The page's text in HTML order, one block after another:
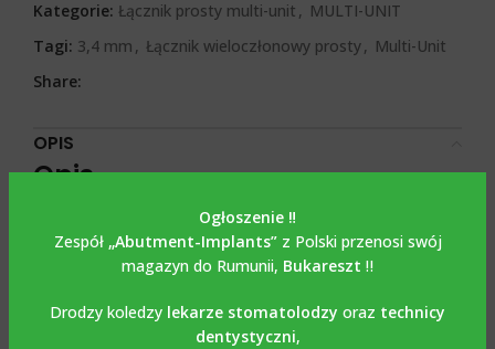
Ogłoszenie ‼️
Zespół „Abutment-Implants”z Polski przenosi swój
magazyn do Rumunii, Bukareszt ‼️
Drodzy koledzy lekarze stomatolodzy oraz technicy
dentystyczni,
Kategorie: Łącznik prosty multi-unit , MULTI-UNIT
Tagi: 3,4 mm , Łącznik wieloczłonowy prosty, Multi-Unit
Share:
OPIS
Opis
Bont Multi unit straight
kompatybilny z NOBEL
REPLACE SELECT